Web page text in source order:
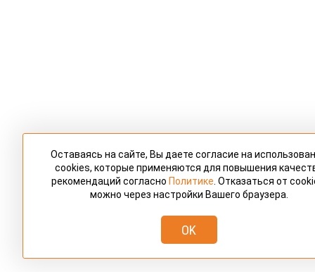
Оставаясь на сайте, Вы даете согласие на
cookies, которые применяются для повышения
рекомендаций согласно Политике . Отказаться от
можно через настройки Вашего браузера.
OK